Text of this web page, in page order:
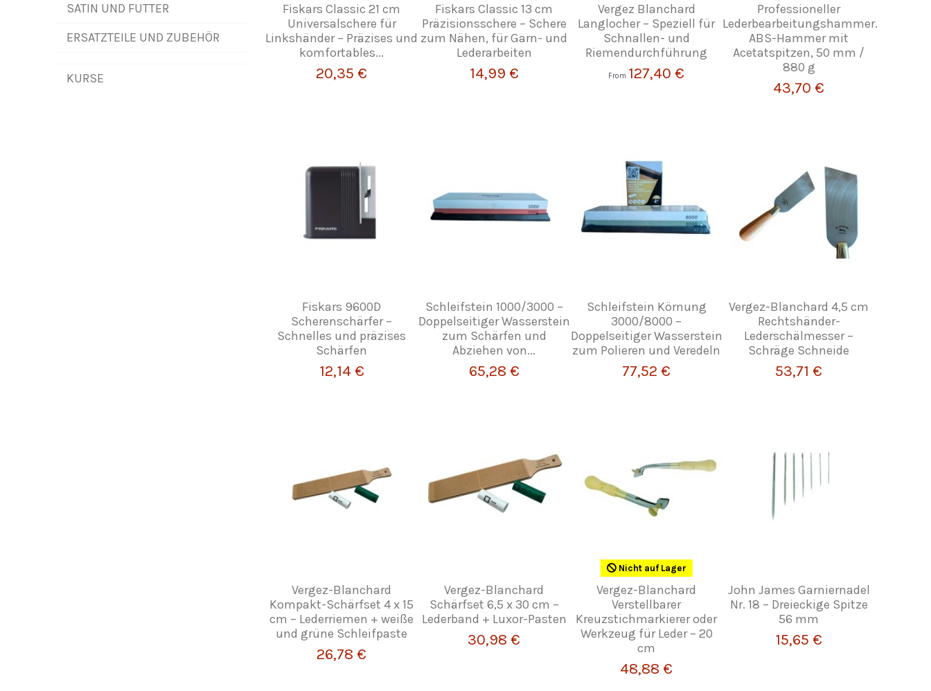
Fiskars Classic 21 cm
Universalschere für
Linkshänder – Präzises und
komfortables...
20,35 €
Fiskars Classic 13 cm
Präzisionsschere – Schere
zum Nähen, für Garn- und
Lederarbeiten
14,99 €
Vergez Blanchard
Langlocher – Speziell für
Schnallen- und
Riemendurchführung
From 127,40 €
Professioneller
Lederbearbeitungshammer.
ABS-Hammer mit
Acetatspitzen, 50 mm /
880 g
43,70 €
Fiskars 9600D
Scherenschärfer –
Schnelles und präzises
Schärfen
12,14 €
Schleifstein 1000/3000 –
Doppelseitiger Wasserstein
zum Schärfen und
Abziehen von...
65,28 €
Schleifstein Körnung
3000/8000 –
Doppelseitiger Wasserstein
zum Polieren und Veredeln
77,52 €
Vergez-Blanchard 4,5 cm
Rechtshänder-
Lederschälmesser –
Schräge Schneide
53,71 €
Vergez-Blanchard
Kompakt-Schärfset 4 x 15
cm – Lederriemen + weiße
und grüne Schleifpaste
26,78 €
Vergez-Blanchard
Schärfset 6,5 x 30 cm –
Lederband + Luxor-Pasten
30,98 €
Nicht auf Lager
Vergez-Blanchard
Verstellbarer
Kreuzstichmarkierer oder
Werkzeug für Leder – 20
cm
48,88 €
John James Garniernadel
Nr. 18 – Dreieckige Spitze
56 mm
15,65 €
SATIN UND FUTTER
ERSATZTEILE UND ZUBEHÖR
KURSE